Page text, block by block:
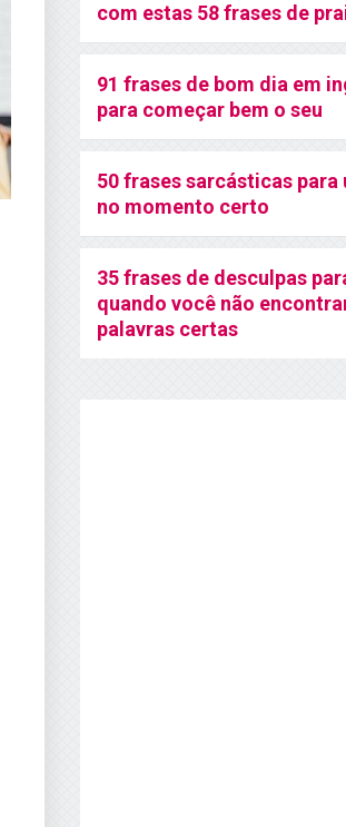
com estas 58 frases de
91 frases de bom dia em
para começar bem o seu
50 frases sarcásticas
no momento certo
35 frases de desculpas
quando você não
palavras certas